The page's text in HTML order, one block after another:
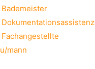
mann